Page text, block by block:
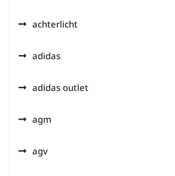
achterlicht
adidas
adidas outlet
agm
agv